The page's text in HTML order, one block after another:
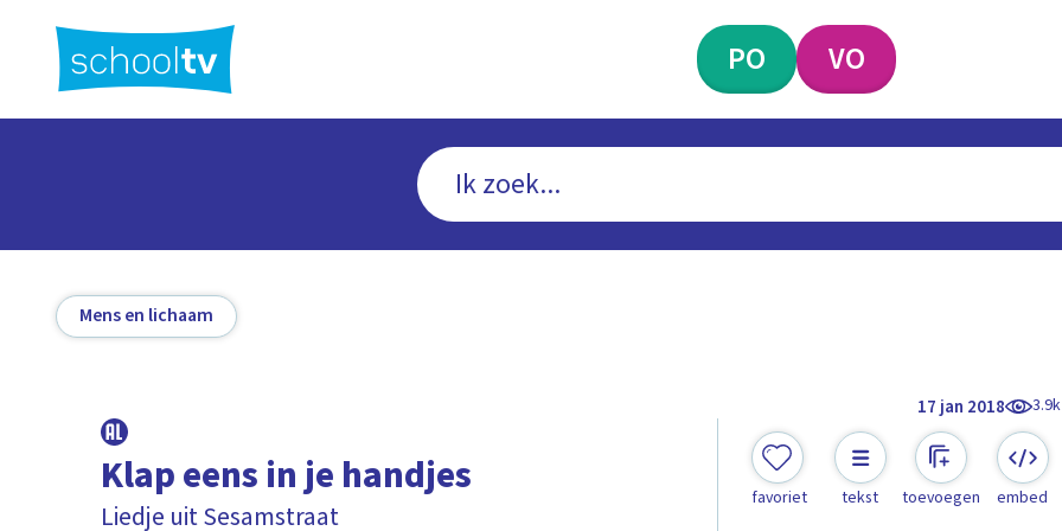
hoofdinhoud
PO VO
Mens en lichaam
17 jan 2018 3.9k
Klap eens in je handjes
Liedje uit Sesamstraat
favoriet tekst toevoegen embed